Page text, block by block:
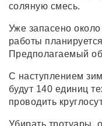
соляную смесь.
Уже запасено
работы
Предполагаемый
С наступлением
будут 140 единиц
проводить
Убирать тротуары,